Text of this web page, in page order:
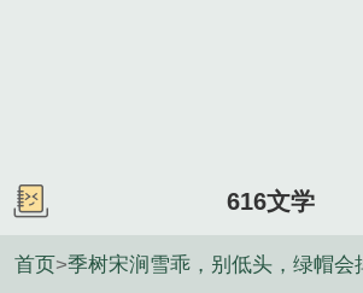
616文学
首页>季树宋涧雪乖，别低头，绿帽会